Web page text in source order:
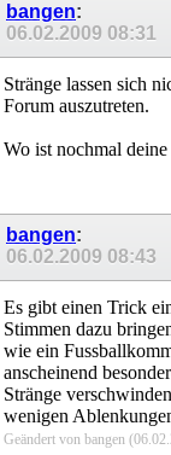
bangen:
06.02.2009 08:31
Stränge lassen sich
Forum auszutreten.
Wo ist nochmal
bangen:
06.02.2009 08:43
Es gibt einen Trick
Stimmen dazu
wie ein
anscheinend
Stränge
wenigen
Geändert von bangen